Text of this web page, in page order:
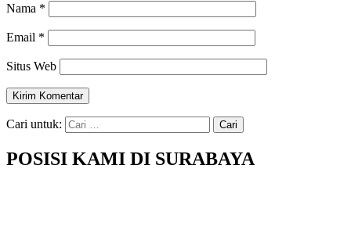
Nama *
Email *
Situs Web
Cari untuk:
POSISI KAMI DI SURABAYA